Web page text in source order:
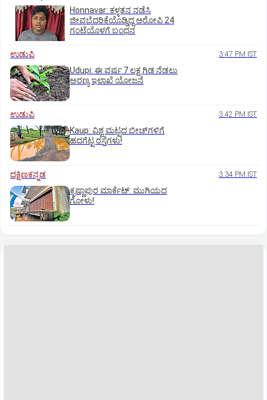
Honnavar: ಕಳ್ಳತನ ನಡೆಸಿ
ಜೀವಬೆದರಿಕೆಯೊಡ್ಡಿದ್ದ ಆರೋಪಿ 24
ಗಂಟೆಯೊಳಗೆ ಬಂಧನ
ಉಡುಪಿ 3:47 PM IST
Udupi: ಈ ವರ್ಷ 7 ಲಕ್ಷ ಗಿಡ ನೆಡಲು
ಅರಣ್ಯ ಇಲಾಖೆ ಯೋಜನೆ
ಉಡುಪಿ 3:42 PM IST
Kaup: ವಿಶ್ವ ಮಟ್ಟದ ಬೀಚ್‌ಗಳಿಗೆ
ಹದಗೆಟ್ಟ ರಸ್ತೆಗಳು!
ದಕ್ಷಿಣಕನ್ನಡ 3:34 PM IST
ಕೃಷ್ಣಾಪುರ ಮಾರ್ಕೆಟ್‌: ಮುಗಿಯದ
ಗೋಳು!